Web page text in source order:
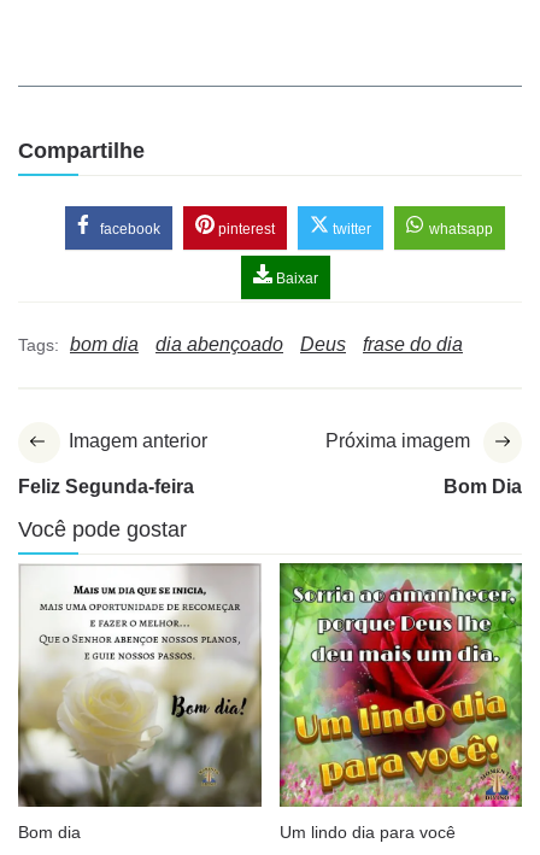
Compartilhe
facebook pinterest twitter whatsapp
Baixar
Tags: bom dia dia abençoado Deus frase do dia
Imagem anterior
Feliz Segunda-feira
Próxima imagem
Bom Dia
Você pode gostar
Bom dia Um lindo dia para você